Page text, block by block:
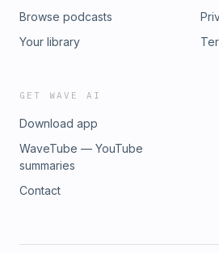
Masquerade《跨越我的尸体2》(俺の
龙动作版》《QQ飞车》《怪物猎人：世
Browse podcasts
Your library
GET WAVE AI
Download app
WaveTube — YouTube
summaries
Contact